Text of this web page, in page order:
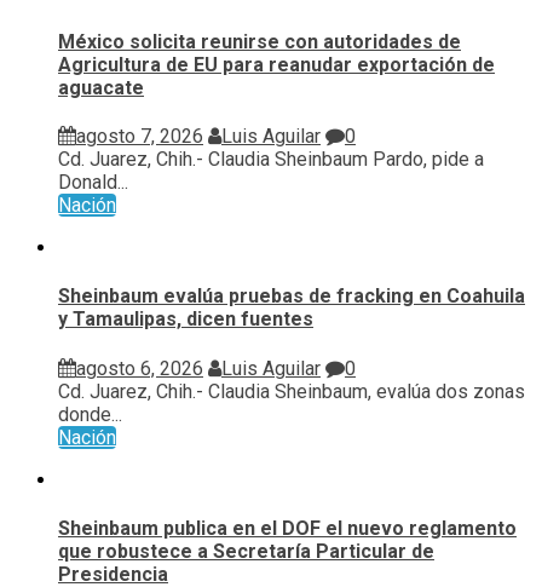
México solicita reunirse con autoridades de
Agricultura de EU para reanudar exportación de
aguacate
agosto 7, 2026 Luis Aguilar
0
Cd. Juarez, Chih.- Claudia Sheinbaum Pardo, pide a
Donald...
Nación
Sheinbaum evalúa pruebas de fracking en Coahuila
y Tamaulipas, dicen fuentes
agosto 6, 2026 Luis Aguilar
0
Cd. Juarez, Chih.- Claudia Sheinbaum, evalúa ⁠dos zonas
donde...
Nación
Sheinbaum publica en el DOF el nuevo reglamento
que robustece a Secretaría Particular de
Presidencia